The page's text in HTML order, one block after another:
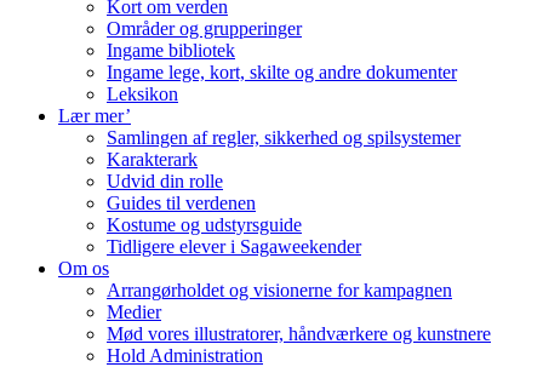
Kort om verden
Områder og grupperinger
Ingame bibliotek
Ingame lege, kort, skilte og andre dokumenter
Leksikon
Lær mer’
Samlingen af regler, sikkerhed og spilsystemer
Karakterark
Udvid din rolle
Guides til verdenen
Kostume og udstyrsguide
Tidligere elever i Sagaweekender
Om os
Arrangørholdet og visionerne for kampagnen
Medier
Mød vores illustratorer, håndværkere og kunstnere
Hold Administration